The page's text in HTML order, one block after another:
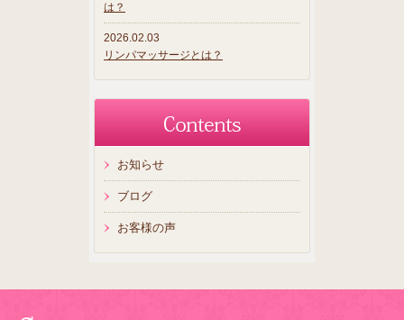
は？
2026.02.03
リンパマッサージとは？
お知らせ
ブログ
お客様の声